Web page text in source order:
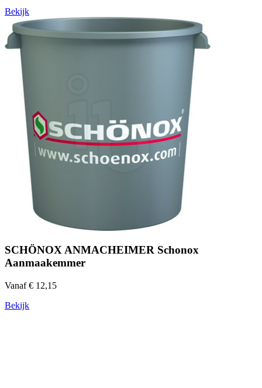
Bekijk
SCHÖNOX ANMACHEIMER Schonox
Aanmaakemmer
Vanaf € 12,15
Bekijk